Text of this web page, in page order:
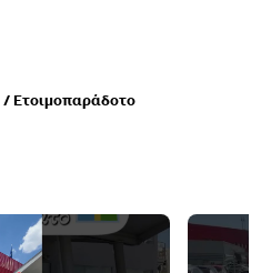
/Ετοιμοπαράδοτο